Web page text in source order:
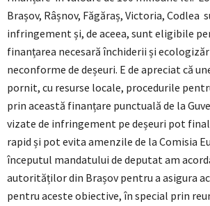
Brașov, Râșnov, Făgăraș, Victoria, Codlea
infringement și, de aceea, sunt eligibile
finanțarea necesară închiderii și
neconforme de deșeuri. E de apreciat că
pornit, cu resurse locale, procedurile
prin această finanțare punctuală de la
vizate de infringement pe deșeuri pot
rapid și pot evita amenzile de la Comisia
începutul mandatului de deputat am
autorităților din Brașov pentru a asigura
pentru aceste obiective, în special prin